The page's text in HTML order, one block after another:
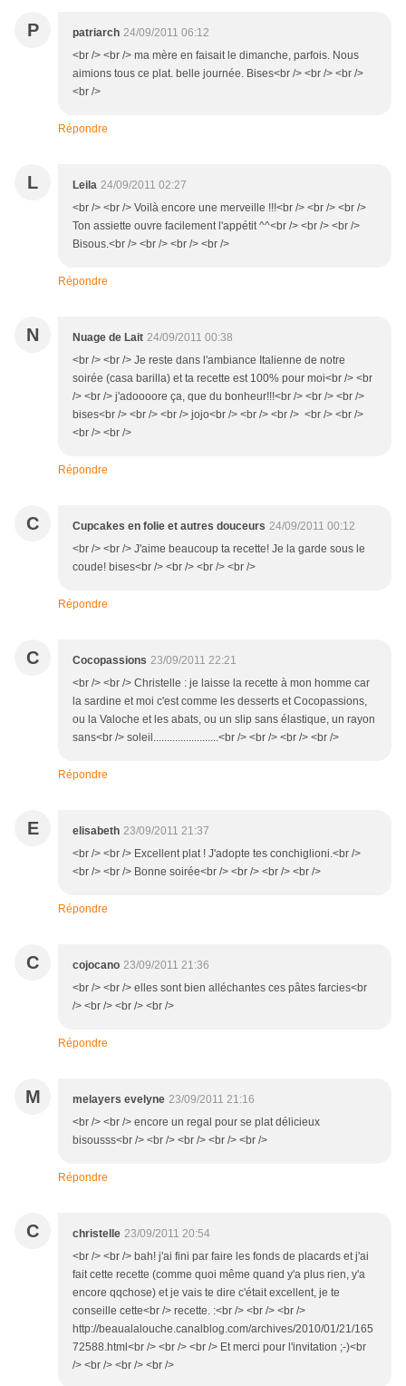
P patriarch 24/09/2011 06:12
<br /> <br /> ma mère en faisait le dimanche, parfois. Nous
aimions tous ce plat. belle journée. Bises<br /> <br /> <br />
<br />
Répondre
L Leila 24/09/2011 02:27
<br /> <br /> Voilà encore une merveille !!!<br /> <br /> <br />
Ton assiette ouvre facilement l'appétit ^^<br /> <br /> <br />
Bisous.<br /> <br /> <br /> <br />
Répondre
N Nuage de Lait 24/09/2011 00:38
<br /> <br /> Je reste dans l'ambiance Italienne de notre
soirée (casa barilla) et ta recette est 100% pour moi<br /> <br
/> <br /> j'adoooore ça, que du bonheur!!!<br /> <br /> <br />
bises<br /> <br /> <br /> jojo<br /> <br /> <br /> <br /> <br />
<br /> <br />
Répondre
C Cupcakes en folie et autres douceurs 24/09/2011 00:12
<br /> <br /> J'aime beaucoup ta recette! Je la garde sous le
coude! bises<br /> <br /> <br /> <br />
Répondre
C Cocopassions 23/09/2011 22:21
<br /> <br /> Christelle : je laisse la recette à mon homme car
la sardine et moi c'est comme les desserts et Cocopassions,
ou la Valoche et les abats, ou un slip sans élastique, un rayon
sans<br /> soleil........................<br /> <br /> <br /> <br />
Répondre
E elisabeth 23/09/2011 21:37
<br /> <br /> Excellent plat ! J'adopte tes conchiglioni.<br />
<br /> <br /> Bonne soirée<br /> <br /> <br /> <br />
Répondre
C cojocano 23/09/2011 21:36
<br /> <br /> elles sont bien alléchantes ces pâtes farcies<br
/> <br /> <br /> <br />
Répondre
M melayers evelyne 23/09/2011 21:16
<br /> <br /> encore un regal pour se plat délicieux
bisousss<br /> <br /> <br /> <br /> <br />
Répondre
C christelle 23/09/2011 20:54
<br /> <br /> bah! j'ai fini par faire les fonds de placards et j'ai
fait cette recette (comme quoi même quand y'a plus rien, y'a
encore qqchose) et je vais te dire c'était excellent, je te
conseille cette<br /> recette. :<br /> <br /> <br />
http://beaualalouche.canalblog.com/archives/2010/01/21/165
72588.html<br /> <br /> <br /> Et merci pour l'invitation ;-)<br
/> <br /> <br /> <br />